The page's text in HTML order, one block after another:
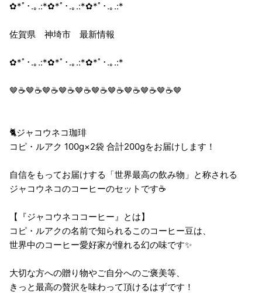
✿*ﾟ･.｡.:*✿*ﾟ･.｡.:*✿*ﾟ･.｡.:*
佐賀県 神埼市 最新情報
✿*ﾟ･.｡.:*✿*ﾟ･.｡.:*✿*ﾟ･.｡.:*
🤎☕🤎☕🤎☕🤎☕🤎☕🤎☕🤎☕🤎☕🤎☕🤎☕🤎
🐈ジャコウネコ珈琲
コピ・ルアク 100g×2袋 合計200gをお届けします！
自信をもってお届けする「世界最高の飲み物」と称される
ジャコウネコのコーヒーのセットです☕
【『ジャコウネココーヒー』とは】
コピ・ルアクの名前で知られるこのコーヒー豆は、
世界中のコーヒー愛好家が憧れる幻の味です✨
大切な方への贈り物やご自分へのご褒美等、
きっと最高の贅沢を味わって頂けるはずです！